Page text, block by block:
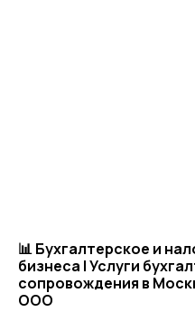
📊 Бухгалтерское и
бизнеса | Услуги
сопровождения в
ООО